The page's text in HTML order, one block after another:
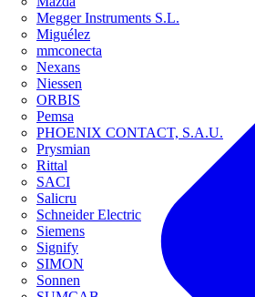
Megger Instruments S.L.
Miguélez
mmconecta
Nexans
Niessen
ORBIS
Pemsa
PHOENIX CONTACT, S.A.U.
Prysmian
Rittal
SACI
Salicru
Schneider Electric
Siemens
Signify
SIMON
Sonnen